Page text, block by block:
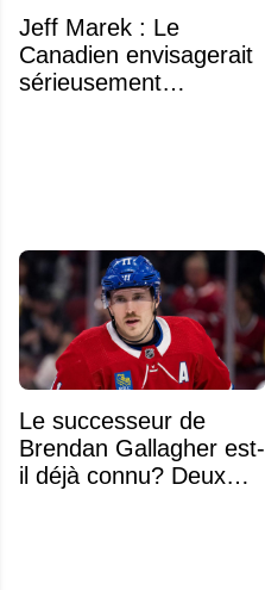
Jeff Marek : Le
Canadien envisagerait
sérieusement
Le successeur de
Brendan Gallagher est-
il déjà connu? Deux